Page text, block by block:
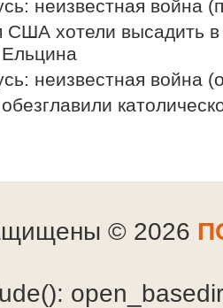
неизвестная война
США хотели высадить в
неизвестная война
© 2026